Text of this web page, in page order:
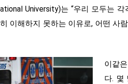
University)는 “우리 모두는
이해하지 못하는 이유로, 어떤 사
이같
다. 몇